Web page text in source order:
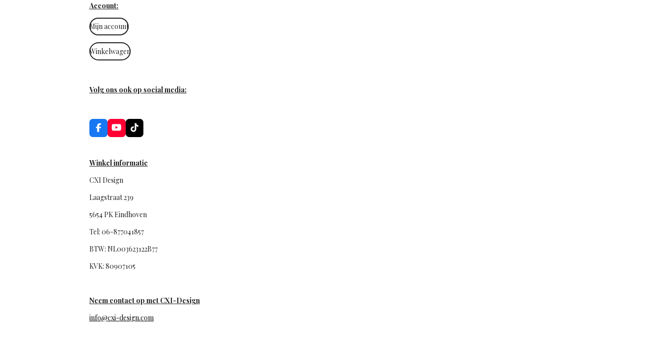
Account:
Mijn account
Winkelwagen
Volg ons ook op social media:
F
a
b
o
k
Y
o
u
e
T
i
o
Winkel informatie
CXI Design
Laagstraat 239
5654 PK Eindhoven
Tel: 06-877041857
BTW: NL003623122B77
KVK: 80907105
Neem contact op met CXI-Design
info@cxi-design.com